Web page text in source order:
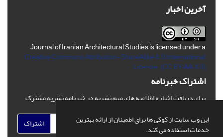
این وب سایت از کوکی ها برای اطمینان از ارائه بهترین
خدمات استفاده می کند.
آخرین اخبار
Journal of Iranian Architectural Studies is licensed under a
Creative Commons Attribution-ShareAlike 4.0 International
License. (CC BY-AA 4.0)
اشتراک خبرنامه
برای دریافت اخبار و اطلاعیه های مهم نشریه در خبرنامه نشریه مشترک
اشتراک